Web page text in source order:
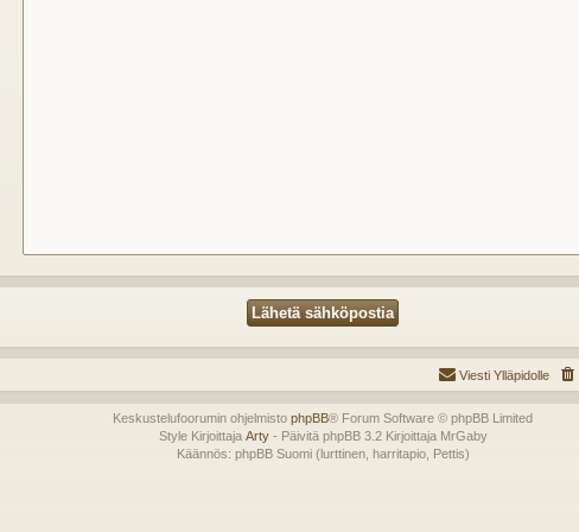
Viesti Ylläpidolle
Keskustelufoorumin ohjelmisto phpBB® Forum Software © phpBB Limited
Style Kirjoittaja Arty- Päivitä phpBB 3.2 Kirjoittaja MrGaby
Käännös: phpBB Suomi (lurttinen, harritapio, Pettis)